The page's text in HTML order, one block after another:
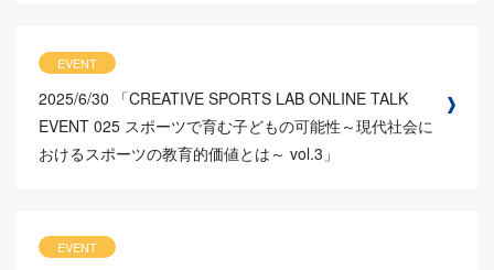
EVENT
2025/6/30
「CREATIVE SPORTS LAB ONLINE TALK
EVENT 025 スポーツで育む子どもの可能性～現代社会に
おけるスポーツの教育的価値とは～ vol.3」
EVENT